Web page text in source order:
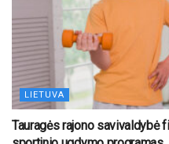
LIETUVA
Tauragės rajono savivaldybė